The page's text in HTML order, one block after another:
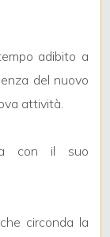
adibito a
del nuovo
attività.
con il suo
circonda la